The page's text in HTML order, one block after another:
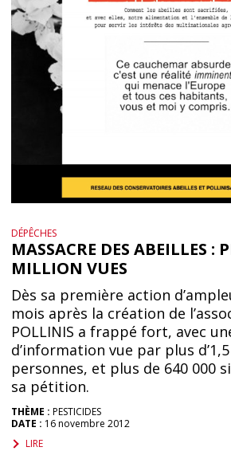
DÉPÊCHES
MASSACRE DES ABEILLES :
MILLION VUES
Dès sa première action
mois après la création de
POLLINIS a frappé fort, avec
d’information vue par plus
personnes, et plus de 640 000
sa pétition.
THÈME : PESTICIDES
DATE : 16 novembre 2012
LIRE